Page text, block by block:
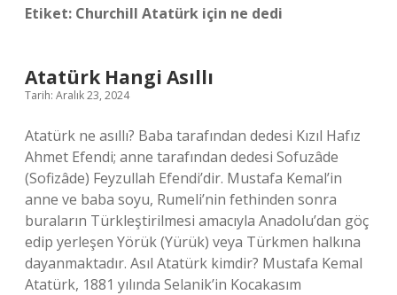
Etiket: Churchill Atatürk için ne dedi
Atatürk Hangi Asıllı
Tarih: Aralık 23, 2024
Atatürk ne asıllı? Baba tarafından dedesi Kızıl Hafız
Ahmet Efendi; anne tarafından dedesi Sofuzâde
(Sofizâde) Feyzullah Efendi’dir. Mustafa Kemal’in
anne ve baba soyu, Rumeli’nin fethinden sonra
buraların Türkleştirilmesi amacıyla Anadolu’dan göç
edip yerleşen Yörük (Yürük) veya Türkmen halkına
dayanmaktadır. Asıl Atatürk kimdir? Mustafa Kemal
Atatürk, 1881 yılında Selanik’in Kocakasım